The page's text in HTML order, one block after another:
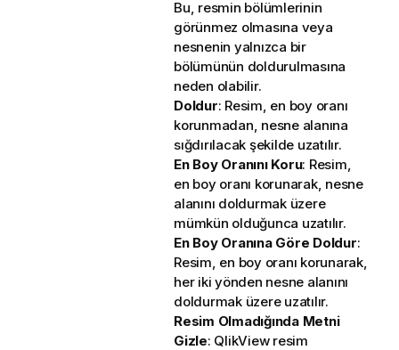
Bu, resmin bölümlerinin
görünmez olmasına veya
nesnenin yalnızca bir
bölümünün doldurulmasına
neden olabilir.
Doldur: Resim, en boy oranı
korunmadan, nesne alanına
sığdırılacak şekilde uzatılır.
En Boy Oranını Koru: Resim,
en boy oranı korunarak, nesne
alanını doldurmak üzere
mümkün olduğunca uzatılır.
En Boy Oranına Göre Doldur:
Resim, en boy oranı korunarak,
her iki yönden nesne alanını
doldurmak üzere uzatılır.
Resim Olmadığında Metni
Gizle: QlikView resim